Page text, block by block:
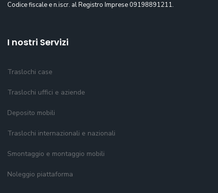
Codice fiscale e n.iscr. al Registro Imprese 09198891211.
I nostri Servizi
Traslochi case
Traslochi uffici e aziende
Deposito mobili
Traslochi internazionali e nazionali
Smontaggio e montaggio mobili
Noleggio piattaforma